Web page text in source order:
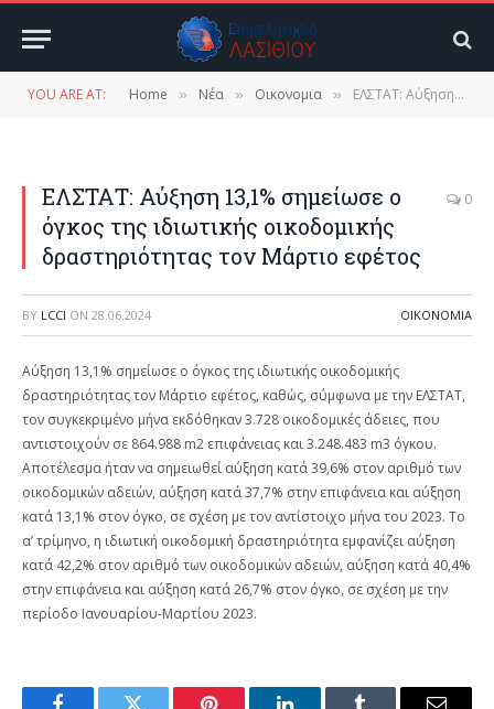
YOU ARE AT: Home » Νέα » Οικονομια » ΕΛΣΤΑΤ: Αύξηση 13,1% σημείωσε ο όγκος της ιδιωτικής οικοδομικής δραστηριότητας τον Μάρτιο εφέτος
ΕΛΣΤΑΤ: Αύξηση 13,1% σημείωσε ο
όγκος της ιδιωτικής οικοδομικής
δραστηριότητας τον Μάρτιο εφέτος
0
BY LCCI ON 28.06.2024 ΟΙΚΟΝΟΜΙΑ
Αύξηση 13,1% σημείωσε ο όγκος της ιδιωτικής οικοδομικής
δραστηριότητας τον Μάρτιο εφέτος, καθώς, σύμφωνα με την ΕΛΣΤΑΤ,
τον συγκεκριμένο μήνα εκδόθηκαν 3.728 οικοδομικές άδειες, που
αντιστοιχούν σε 864.988 m2 επιφάνειας και 3.248.483 m3 όγκου.
Αποτέλεσμα ήταν να σημειωθεί αύξηση κατά 39,6% στον αριθμό των
οικοδομικών αδειών, αύξηση κατά 37,7% στην επιφάνεια και αύξηση
κατά 13,1% στον όγκο, σε σχέση με τον αντίστοιχο μήνα του 2023. Το
α’ τρίμηνο, η ιδιωτική οικοδομική δραστηριότητα εμφανίζει αύξηση
κατά 42,2% στον αριθμό των οικοδομικών αδειών, αύξηση κατά 40,4%
στην επιφάνεια και αύξηση κατά 26,7% στον όγκο, σε σχέση με την
περίοδο Ιανουαρίου-Μαρτίου 2023.